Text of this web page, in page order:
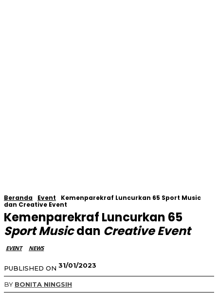
Beranda Event
Kemenparekraf Luncurkan 65 Sport Music
dan Creative Event
Kemenparekraf Luncurkan 65
Sport Musicdan Creative Event
EVENT NEWS
PUBLISHED ON 31/01/2023
BY BONITA NINGSIH